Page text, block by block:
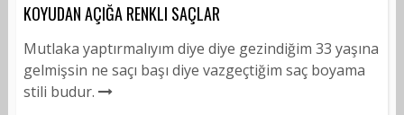
KOYUDAN AÇIĞA RENKLI SAÇLAR
Mutlaka yaptırmalıyım diye diye gezindiğim 33 yaşına
gelmişsin ne saçı başı diye vazgeçtiğim saç boyama
stili budur.